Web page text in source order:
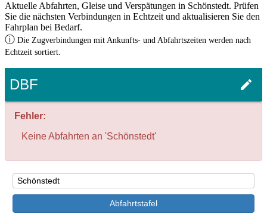
Aktuelle Abfahrten, Gleise und Verspätungen in Schönstedt. Prüfen
Sie die nächsten Verbindungen in Echtzeit und aktualisieren Sie den
Fahrplan bei Bedarf.
ⓘ Die Zugverbindungen mit Ankunfts- und Abfahrtszeiten werden nach
Echtzeit sortiert.